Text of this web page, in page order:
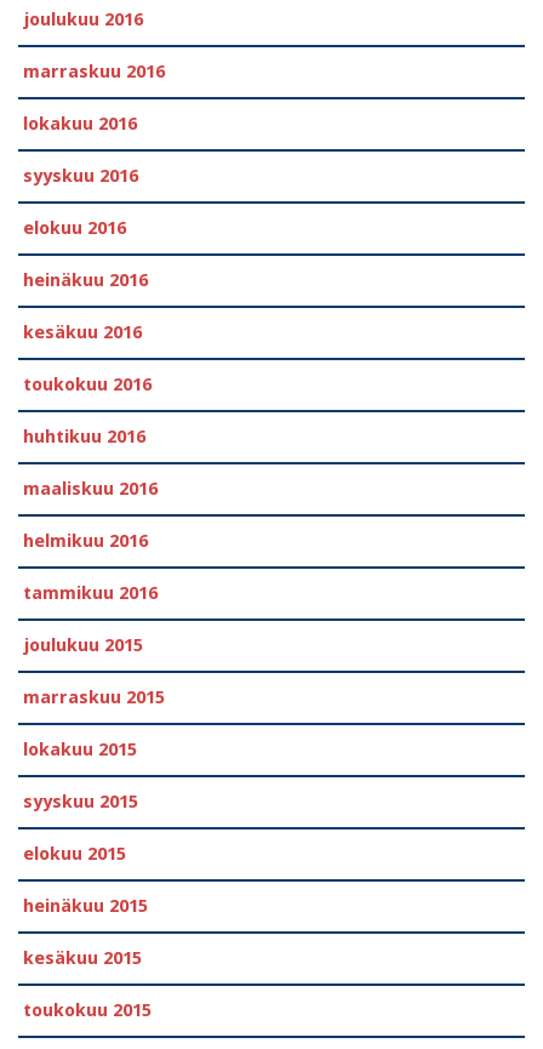
joulukuu 2016
marraskuu 2016
lokakuu 2016
syyskuu 2016
elokuu 2016
heinäkuu 2016
kesäkuu 2016
toukokuu 2016
huhtikuu 2016
maaliskuu 2016
helmikuu 2016
tammikuu 2016
joulukuu 2015
marraskuu 2015
lokakuu 2015
syyskuu 2015
elokuu 2015
heinäkuu 2015
kesäkuu 2015
toukokuu 2015